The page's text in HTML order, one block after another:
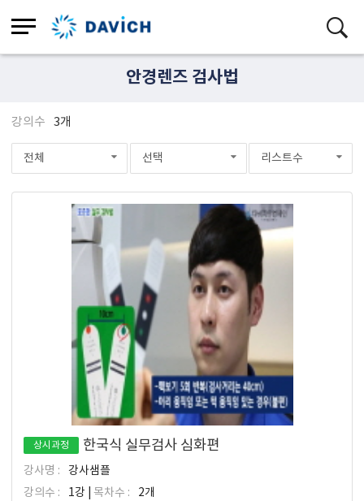
안경렌즈 검사법
강의수 3개
전체 선택 리스트수
상시과정 한국식 실무검사 심화편
강사명 :
강사샘플
강의수 :
1강 | 목차수 :
2개